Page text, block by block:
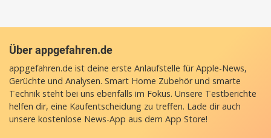
Über appgefahren.de
appgefahren.de ist deine erste Anlaufstelle für Apple-News,
Gerüchte und Analysen. Smart Home Zubehör und smarte
Technik steht bei uns ebenfalls im Fokus. Unsere Testberichte
helfen dir, eine Kaufentscheidung zu treffen. Lade dir auch
unsere kostenlose News-App aus dem App Store!